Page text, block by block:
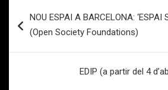
de
NOU ESPAI A BARCELONA: ‘ESPAI
(Open Society Foundations)
EDIP (a partir del 4